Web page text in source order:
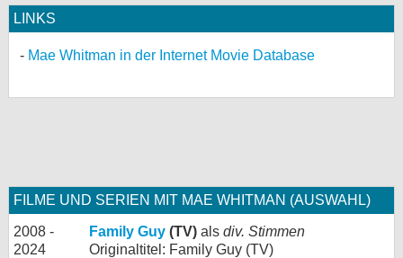
LINKS
Mae Whitman in der Internet Movie Database
FILME UND SERIEN MIT MAE WHITMAN (AUSWAHL)
2008 -
2024
Family Guy (TV) als div. Stimmen
Originaltitel: Family Guy (TV)